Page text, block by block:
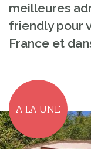
meilleures
friendly pour
France et
A LA UNE